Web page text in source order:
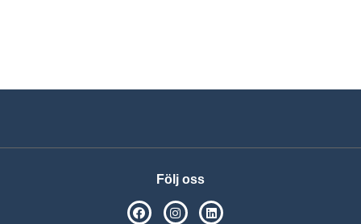
Följ oss
SPSM på Facebook
SPSM på Instagram